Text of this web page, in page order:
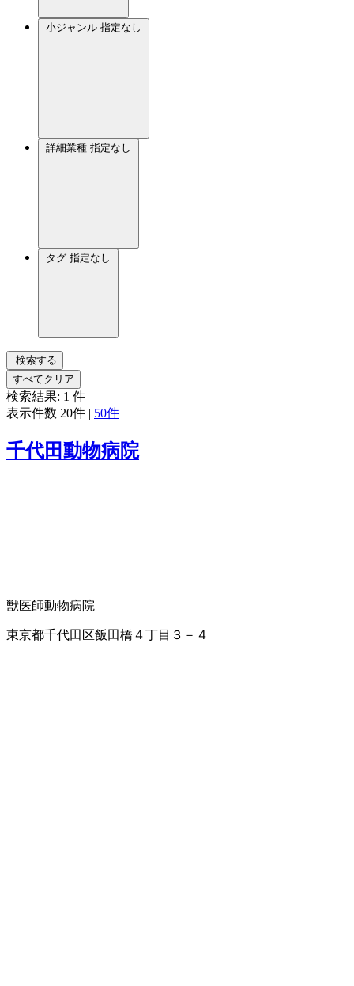
小ジャンル 指定なし
詳細業種 指定なし
タグ 指定なし
検索する
すべてクリア
検索結果: 1 件
表示件数 20件 | 50件
千代田動物病院
獣医師動物病院
東京都千代田区飯田橋４丁目３－４